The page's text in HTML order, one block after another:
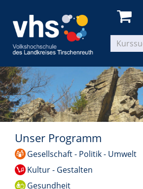
Unser Programm
Gesellschaft - Politik - Umwelt
Kultur - Gestalten
Gesundheit